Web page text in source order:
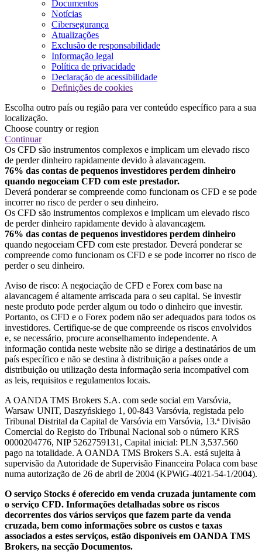
Documentos
Notícias
Cibersegurança
Atualizações
Exclusão de responsabilidade
Informação legal
Política de privacidade
Declaração de acessibilidade
Definições de cookies
Escolha outro país ou região para ver conteúdo específico para a sua
localização.
Choose country or region
Continuar
Os CFD são instrumentos complexos e implicam um elevado risco
de perder dinheiro rapidamente devido à alavancagem.
76% das contas de pequenos investidores perdem dinheiro
quando negoceiam CFD com este prestador.
Deverá ponderar se compreende como funcionam os CFD e se pode
incorrer no risco de perder o seu dinheiro.
Os CFD são instrumentos complexos e implicam um elevado risco
de perder dinheiro rapidamente devido à alavancagem.
76% das contas de pequenos investidores perdem dinheiro
quando negoceiam CFD com este prestador. Deverá ponderar se
compreende como funcionam os CFD e se pode incorrer no risco de
perder o seu dinheiro.
Aviso de risco: A negociação de CFD e Forex com base na
alavancagem é altamente arriscada para o seu capital. Se investir
neste produto pode perder algum ou todo o dinheiro que investir.
Portanto, os CFD e o Forex podem não ser adequados para todos os
investidores. Certifique-se de que compreende os riscos envolvidos
e, se necessário, procure aconselhamento independente. A
informação contida neste website não se dirige a destinatários de um
país específico e não se destina à distribuição a países onde a
distribuição ou utilização desta informação seria incompatível com
as leis, requisitos e regulamentos locais.
A OANDA TMS Brokers S.A. com sede social em Varsóvia,
Warsaw UNIT, Daszyńskiego 1, 00-843 Varsóvia, registada pelo
Tribunal Distrital da Capital de Varsóvia em Varsóvia, 13.ª Divisão
Comercial do Registo do Tribunal Nacional sob o número KRS
0000204776, NIP 5262759131, Capital inicial: PLN 3,537.560
pago na totalidade. A OANDA TMS Brokers S.A. está sujeita à
supervisão da Autoridade de Supervisão Financeira Polaca com base
numa autorização de 26 de abril de 2004 (KPWiG-4021-54-1/2004).
O serviço Stocks é oferecido em venda cruzada juntamente com
o serviço CFD. Informações detalhadas sobre os riscos
decorrentes dos vários serviços que fazem parte da venda
cruzada, bem como informações sobre os custos e taxas
associados a estes serviços, estão disponíveis em OANDA TMS
Brokers, na secção Documentos.